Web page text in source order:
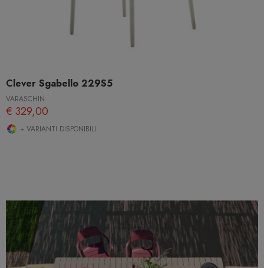
Clever Sgabello 229S5
VARASCHIN
€ 329,00
+ VARIANTI DISPONIBILI